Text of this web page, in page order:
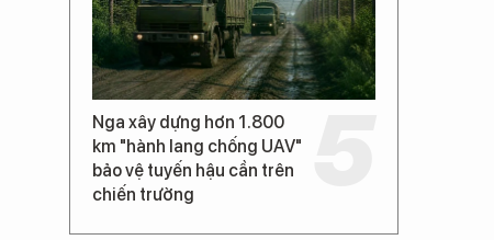
Nga xây dựng hơn 1.800
km "hành lang chống UAV"
bảo vệ tuyến hậu cần trên
chiến trường